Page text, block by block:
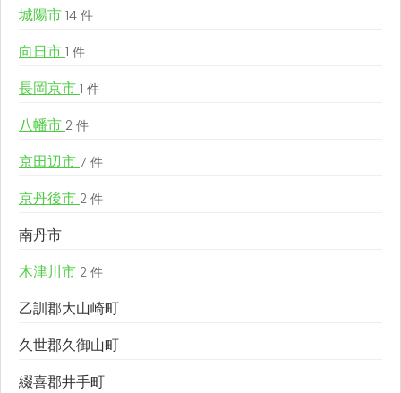
城陽市 14 件
向日市 1 件
長岡京市 1 件
八幡市 2 件
京田辺市 7 件
京丹後市 2 件
南丹市
木津川市 2 件
乙訓郡大山崎町
久世郡久御山町
綴喜郡井手町